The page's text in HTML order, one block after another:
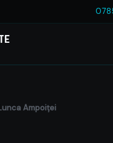
Ampoiţei